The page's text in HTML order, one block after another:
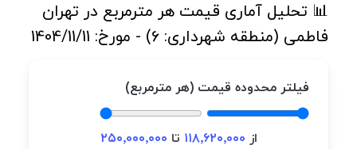
📊 تحلیل آماری قیمت هر مترمربع در تهران
فاطمی (منطقه شهرداری: 6) - مورخ: 1404/11/11
فیلتر محدوده قیمت (هر مترمربع)
از ۱۱۸٬۶۲۰٬۰۰۰ تا ۲۵۰٬۰۰۰٬۰۰۰